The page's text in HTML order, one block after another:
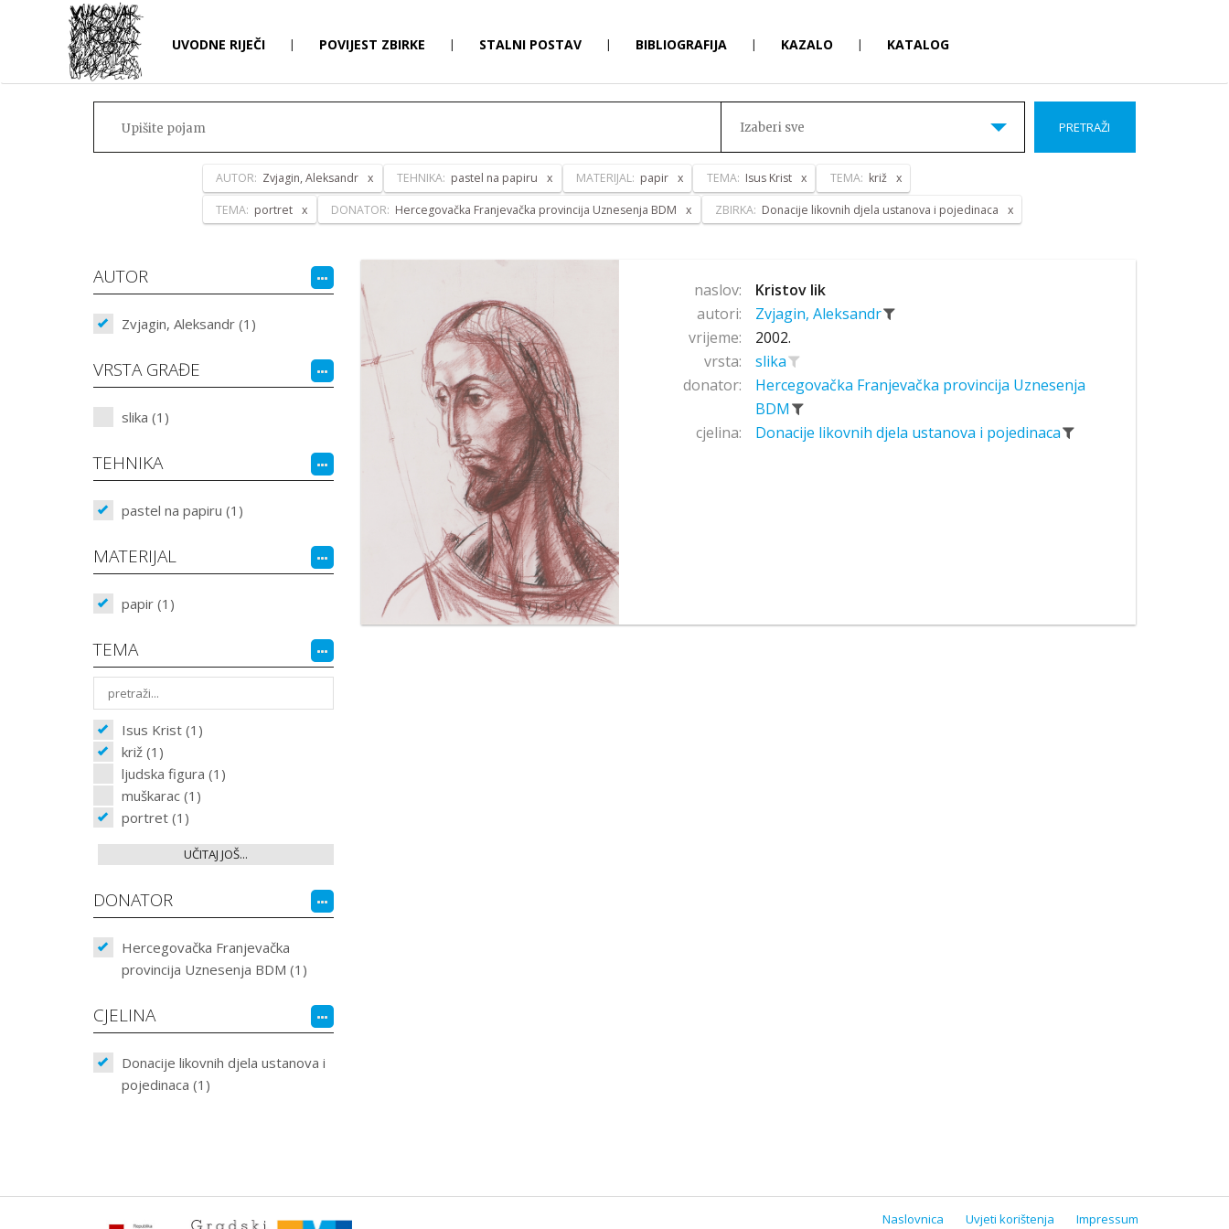
UVODNE RIJEČI | POVIJEST ZBIRKE | STALNI POSTAV | BIBLIOGRAFIJA | KAZALO | KATALOG
Izaberi sve PRETRAŽI
AUTOR: Zvjagin, Aleksandr TEHNIKA: pastel na papiru MATERIJAL: papir TEMA: Isus Krist TEMA: križ
TEMA: portret DONATOR: Hercegovačka Franjevačka provincija Uznesenja BDM ZBIRKA: Donacije likovnih djela ustanova i pojedinaca
AUTOR
Zvjagin, Aleksandr (1)
VRSTA GRAĐE
slika (1)
TEHNIKA
pastel na papiru (1)
MATERIJAL
papir (1)
TEMA
Isus Krist (1)
križ (1)
ljudska figura (1)
muškarac (1)
portret (1)
UČITAJ JOŠ...
DONATOR
Hercegovačka Franjevačka
provincija Uznesenja BDM (1)
CJELINA
Donacije likovnih djela ustanova i
pojedinaca (1)
naslov:
Kristov lik
autori:
Zvjagin, Aleksandr
vrijeme:
2002.
vrsta:
slika
donator:
Hercegovačka Franjevačka provincija Uznesenja
BDM
cjelina:
Donacije likovnih djela ustanova i pojedinaca
Naslovnica Uvjeti korištenja Impressum